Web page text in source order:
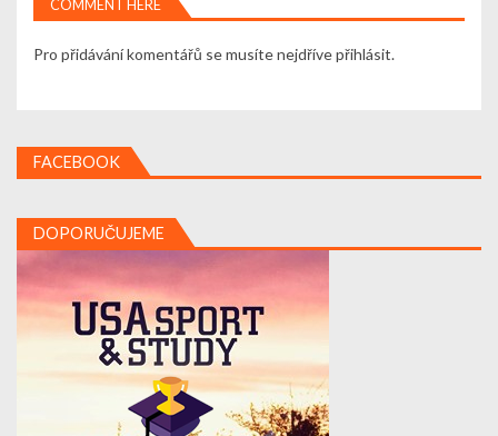
COMMENT HERE
Pro přidávání komentářů se musíte nejdřívepřihlásit.
FACEBOOK
DOPORUČUJEME